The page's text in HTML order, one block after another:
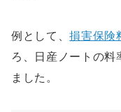
例として、損害保険
ろ、日産ノートの料
ました。